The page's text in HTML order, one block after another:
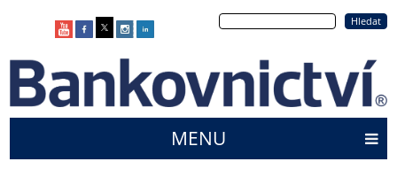
Hledat
menu
MENU